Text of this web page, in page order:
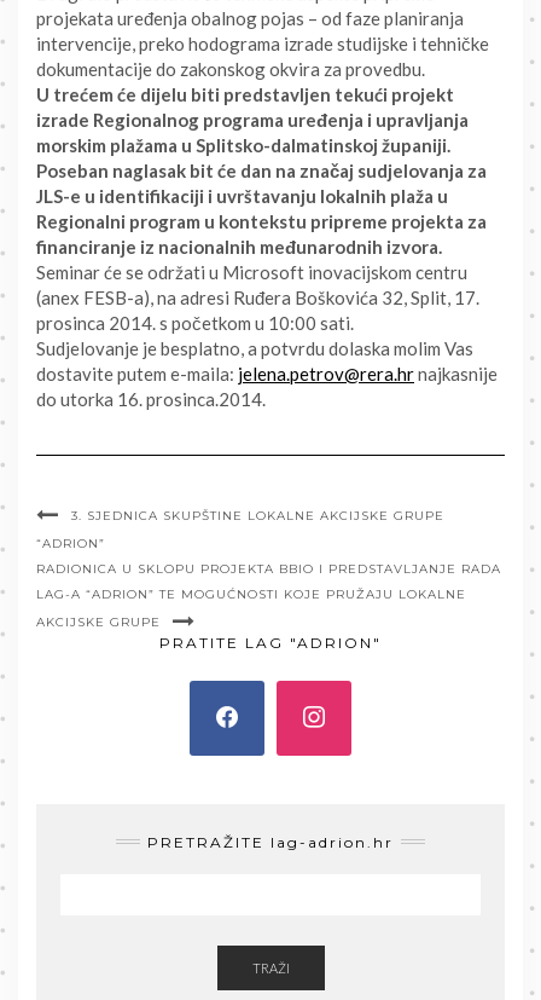
projekata uređenja obalnog pojas – od faze planiranja
intervencije, preko hodograma izrade studijske i tehničke
dokumentacije do zakonskog okvira za provedbu.
U trećem će dijelu biti predstavljen tekući projekt
izrade Regionalnog programa uređenja i upravljanja
morskim plažama u Splitsko-dalmatinskoj županiji.
Poseban naglasak bit će dan na značaj sudjelovanja za
JLS-e u identifikaciji i uvrštavanju lokalnih plaža u
Regionalni program u kontekstu pripreme projekta za
financiranje iz nacionalnih međunarodnih izvora.
Seminar će se održati u Microsoft inovacijskom centru
(anex FESB-a), na adresi Ruđera Boškovića 32, Split, 17.
prosinca 2014. s početkom u 10:00 sati.
Sudjelovanje je besplatno, a potvrdu dolaska molim Vas
dostavite putem e-maila: jelena.petrov@rera.hrnajkasnije
do utorka 16. prosinca.2014.
3. SJEDNICA SKUPŠTINE LOKALNE AKCIJSKE GRUPE
“ADRION”
RADIONICA U SKLOPU PROJEKTA BBIO I PREDSTAVLJANJE RADA
LAG-A “ADRION” TE MOGUĆNOSTI KOJE PRUŽAJU LOKALNE
AKCIJSKE GRUPE
PRATITE LAG "ADRION"
PRETRAŽITE lag-adrion.hr
TRAŽI